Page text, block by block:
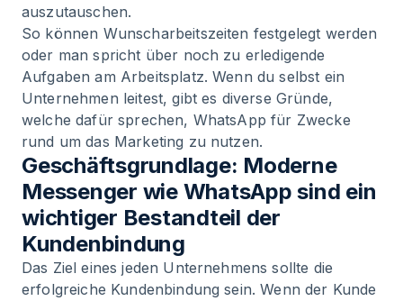
auszutauschen.
So können Wunscharbeitszeiten festgelegt werden
oder man spricht über noch zu erledigende
Aufgaben am Arbeitsplatz. Wenn du selbst ein
Unternehmen leitest, gibt es diverse Gründe,
welche dafür sprechen, WhatsApp für Zwecke
rund um das Marketing zu nutzen.
Geschäftsgrundlage: Moderne
Messenger wie WhatsApp sind ein
wichtiger Bestandteil der
Kundenbindung
Das Ziel eines jeden Unternehmens sollte die
erfolgreiche Kundenbindung sein. Wenn der Kunde